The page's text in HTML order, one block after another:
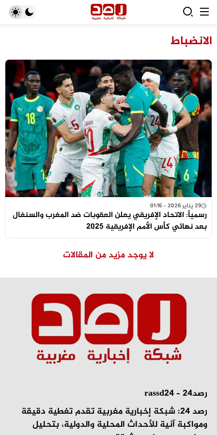
الانضباط
29 يناير 2026 - 01:16
رسمياً: الاتحاد الإفريقي يعلن العقوبات ضد المغرب والسنغال
بعد نهائي كأس الأمم الإفريقية 2025
لا يوجد مزيد من المقالات
رصد24 – rassd24
رصد 24: شبكة إخبارية مغربية تقدم تغطية دقيقة
ومواكبة آنية للأحداث المحلية والدولية، بتحليل